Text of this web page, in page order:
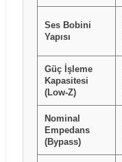
Ses Bobini
Yapısı
Güç İşleme
Kapasitesi
(Low-Z)
Nominal
Empedans
(Bypass)